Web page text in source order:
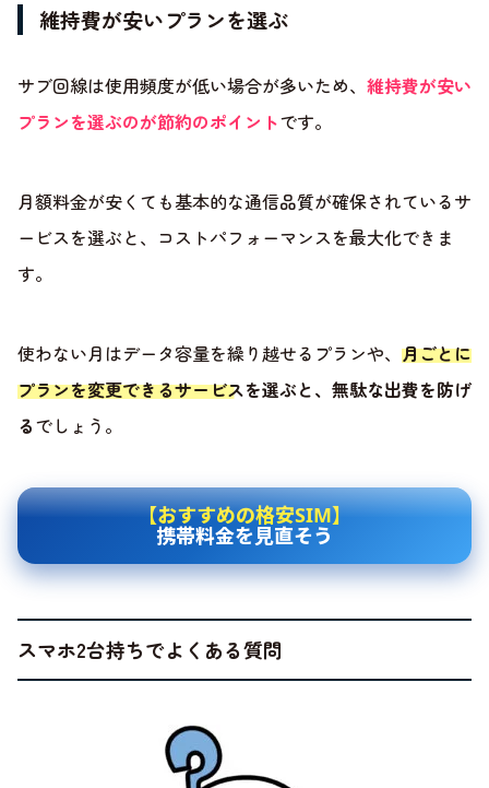
維持費が安いプランを選ぶ
サブ回線は使用頻度が低い場合が多いため、 維持費が安い
プランを選ぶのが節約のポイントです。
月額料金が安くても基本的な通信品質が確保されているサ
ービスを選ぶと、コストパフォーマンスを最大化できま
す。
使わない月はデータ容量を繰り越せるプランや、 月ごとに
プランを変更できるサービスを選ぶと、無駄な出費を防げ
るでしょう。
【おすすめの格安SIM】
携帯料金を見直そう
スマホ2台持ちでよくある質問